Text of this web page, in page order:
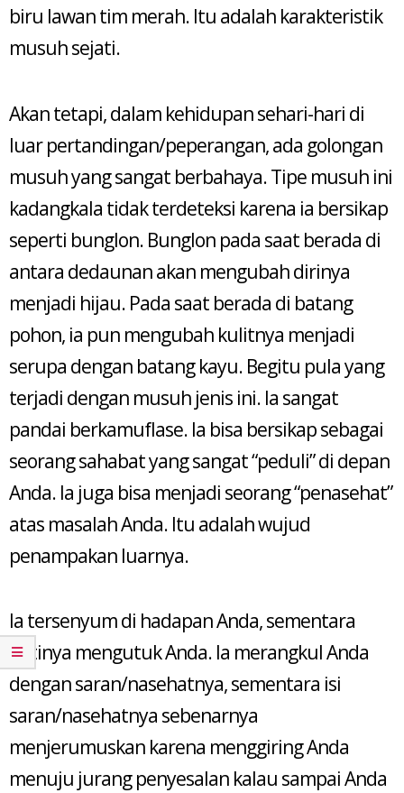
biru lawan tim merah. Itu adalah karakteristik
musuh sejati.
Akan tetapi, dalam kehidupan sehari-hari di
luar pertandingan/peperangan, ada golongan
musuh yang sangat berbahaya. Tipe musuh ini
kadangkala tidak terdeteksi karena ia bersikap
seperti bunglon. Bunglon pada saat berada di
antara dedaunan akan mengubah dirinya
menjadi hijau. Pada saat berada di batang
pohon, ia pun mengubah kulitnya menjadi
serupa dengan batang kayu. Begitu pula yang
terjadi dengan musuh jenis ini. Ia sangat
pandai berkamuflase. Ia bisa bersikap sebagai
seorang sahabat yang sangat “peduli” di depan
Anda. Ia juga bisa menjadi seorang “penasehat”
atas masalah Anda. Itu adalah wujud
penampakan luarnya.
Ia tersenyum di hadapan Anda, sementara
hatinya mengutuk Anda. Ia merangkul Anda
dengan saran/nasehatnya, sementara isi
saran/nasehatnya sebenarnya
menjerumuskan karena menggiring Anda
menuju jurang penyesalan kalau sampai Anda